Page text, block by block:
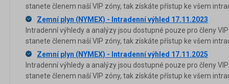
stanete členem naší VIP zóny, tak získáte přístup ke všem
Zemní plyn (NYMEX) - Intradenní výhled 17.11.2023
Intradenní výhledy a analýzy jsou dostupné pouze pro členy
stanete členem naší VIP zóny, tak získáte přístup ke všem
Zemní plyn (NYMEX) - Intradenní výhled 17.11.2025
Intradenní výhledy a analýzy jsou dostupné pouze pro členy
stanete členem naší VIP zóny, tak získáte přístup ke všem